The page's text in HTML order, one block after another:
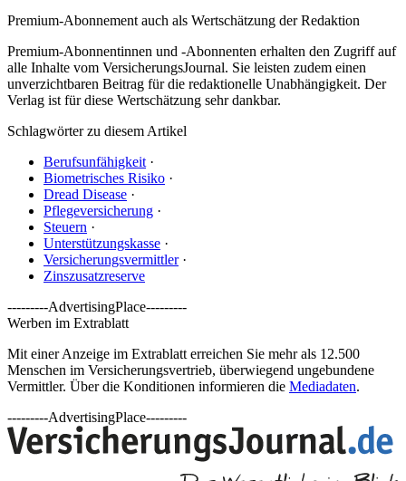
Premium-Abonnement auch als Wertschätzung der Redaktion
Premium-Abonnentinnen und -Abonnenten erhalten den Zugriff auf
alle Inhalte vom VersicherungsJournal. Sie leisten zudem einen
unverzichtbaren Beitrag für die redaktionelle Unabhängigkeit. Der
Verlag ist für diese Wertschätzung sehr dankbar.
Schlagwörter zu diesem Artikel
Berufsunfähigkeit ·
Biometrisches Risiko ·
Dread Disease ·
Pflegeversicherung ·
Steuern ·
Unterstützungskasse ·
Versicherungsvermittler·
Zinszusatzreserve
---------AdvertisingPlace---------
Werben im Extrablatt
Mit einer Anzeige im Extrablatt erreichen Sie mehr als 12.500
Menschen im Versicherungsvertrieb, überwiegend ungebundene
Vermittler. Über die Konditionen informieren die Mediadaten.
---------AdvertisingPlace---------